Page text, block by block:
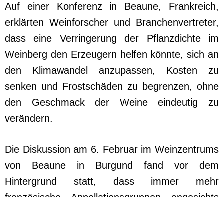
Auf einer Konferenz in Beaune, Frankreich,
erklärten Weinforscher und Branchenvertreter,
dass eine Verringerung der Pflanzdichte im
Weinberg den Erzeugern helfen könnte, sich an
den Klimawandel anzupassen, Kosten zu
senken und Frostschäden zu begrenzen, ohne
den Geschmack der Weine eindeutig zu
verändern.
Die Diskussion am 6. Februar im Weinzentrums
von Beaune in Burgund fand vor dem
Hintergrund statt, dass immer mehr